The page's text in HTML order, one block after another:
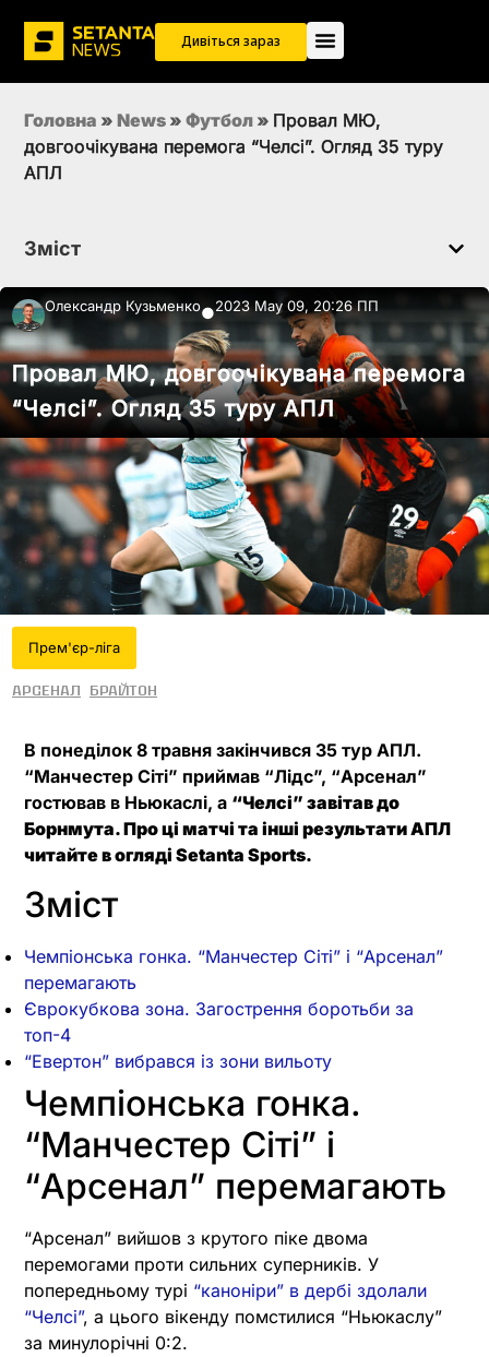
Дивіться зараз
Головна » News » Футбол » Провал МЮ,
довгоочікувана перемога “Челсі”. Огляд 35 туру
АПЛ
Зміст
Олександр Кузьменко●2023 May 09, 20:26 ПП
Провал МЮ, довгоочікувана перемога
“Челсі”. Огляд 35 туру АПЛ
Прем'єр-ліга
Арсенал Брайтон
В понеділок 8 травня закінчився 35 тур АПЛ.
“Манчестер Сіті” приймав “Лідс”, “Арсенал”
гостював в Ньюкаслі, а “Челсі” завітав до
Борнмута. Про ці матчі та інші результатиАПЛ
читайте в огляді Setanta Sports.
Зміст
Чемпіонська гонка. “Манчестер Сіті” і “Арсенал”
перемагають
Єврокубкова зона. Загострення боротьби за
топ-4
“Евертон” вибрався із зони вильоту
Чемпіонська гонка.
“Манчестер Сіті” і
“Арсенал” перемагають
“Арсенал” вийшов з крутого піке двома
перемогами проти сильних суперників. У
попередньому турі “каноніри” в дербі здолали
“Челсі”, а цього вікенду помстилися “Ньюкаслу”
за минулорічні 0:2.